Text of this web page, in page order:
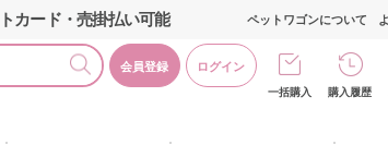
カード・売掛払い可能
会員登録 ログイン
ペットワゴンについて
一括購入 購入履歴